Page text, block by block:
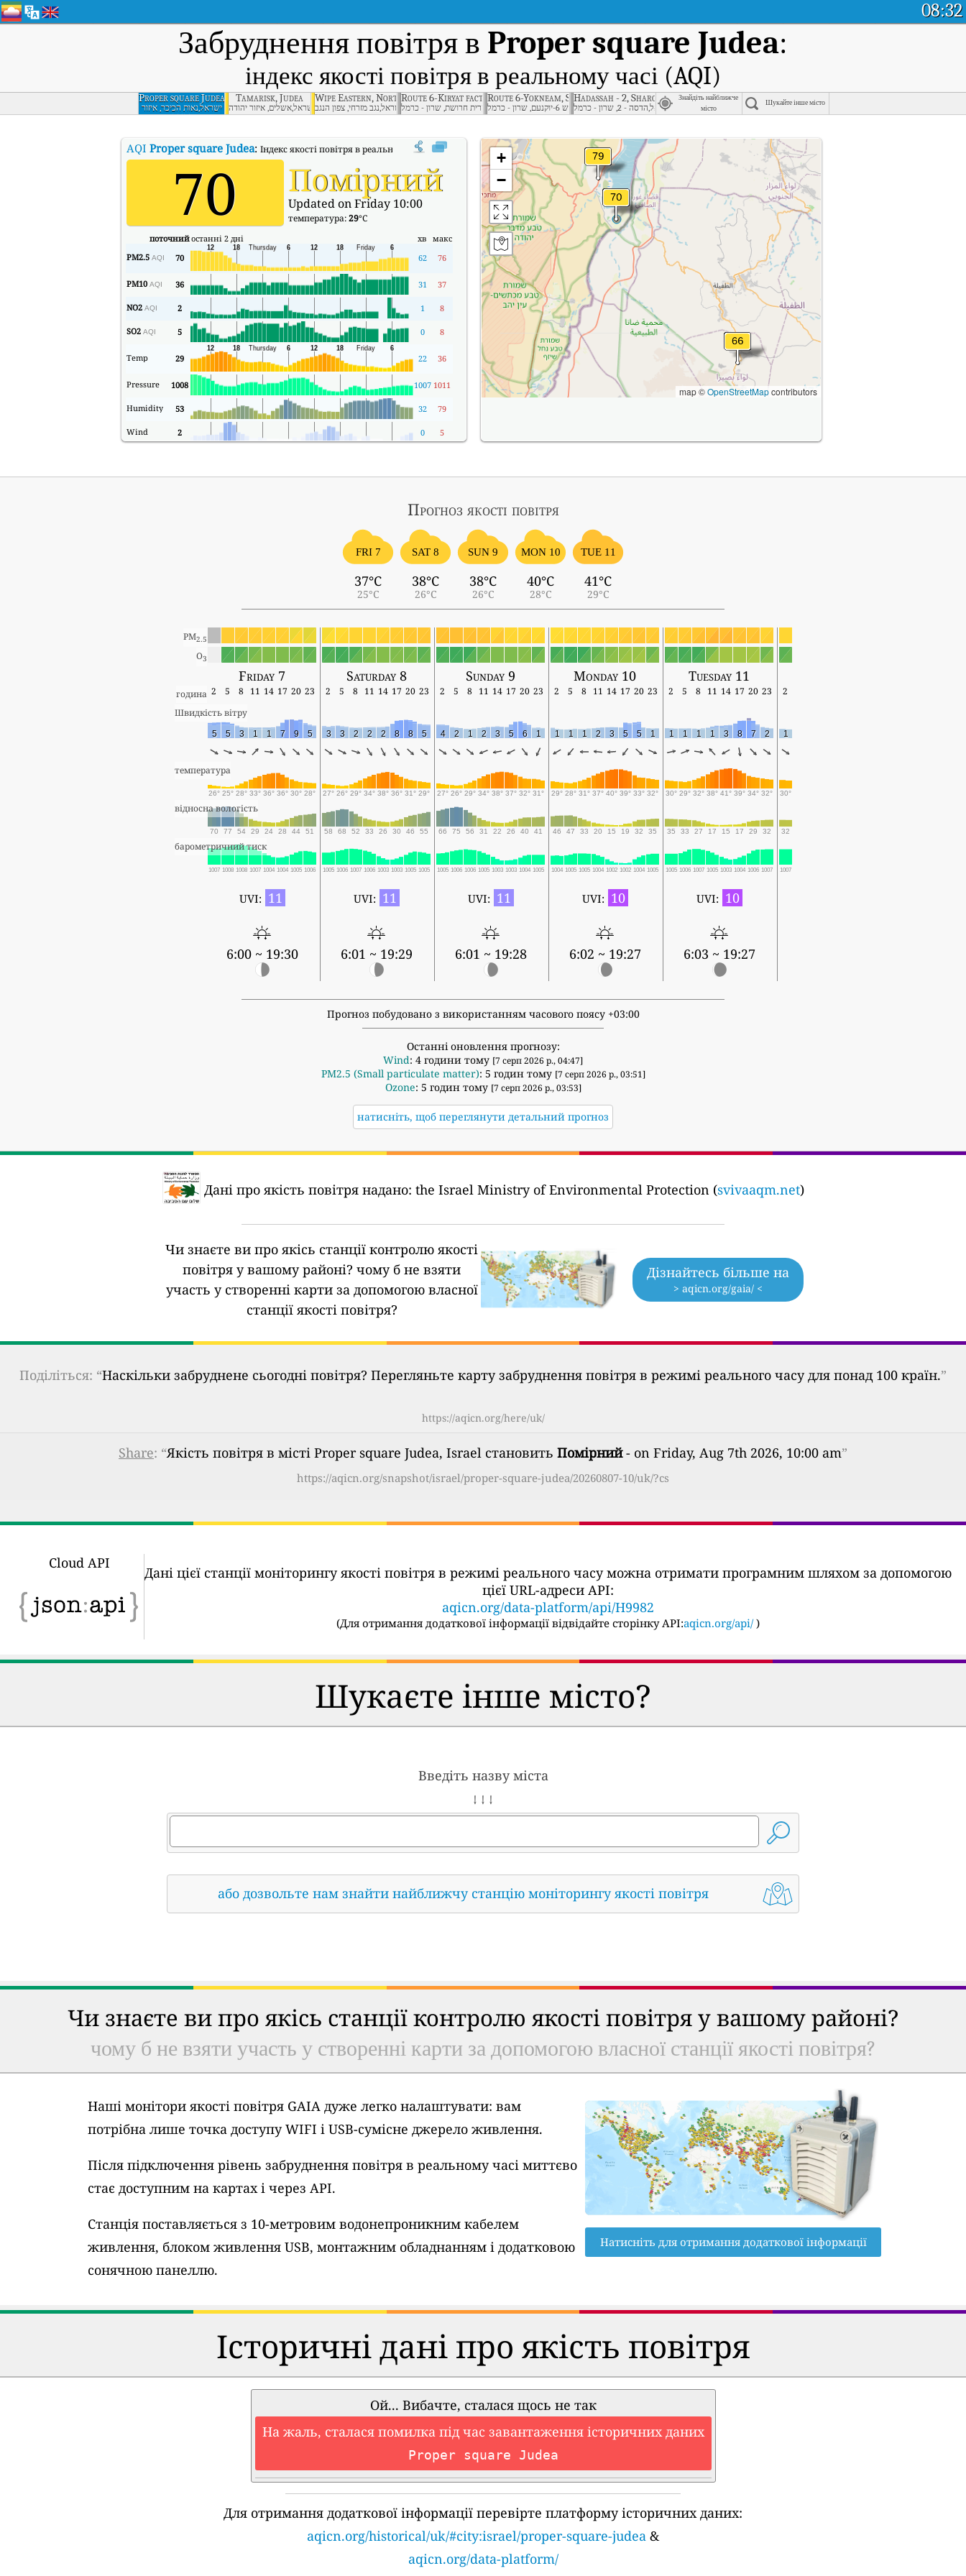
08:32
Забруднення повітря в Proper square Judea:
індекс якості повітря в реальному часі (AQI)
Proper square Judea
ישראל,נאות הכיכר, איזור
יהודה
Tamarisk, Judea
ישראל,אשלים, איזור יהודה
Wipe Eastern, Northern Negev
ישראל,נגב מזרחי, צפון הנגב
Route 6-Kiryat factory, Sharon - Carmel
ישראל,כביש 6-קרית חרושת, שרון - כרמל
Route 6-Yokneam, Sharon - Carmel
ישראל,כביש 6-יוקנעם, שרון - כרמל
Hadassah - 2, Sharon - Carmel
ישראל,הדסה - 2, שרון - כרמל
Знайдіть найближче
місто
Шукайте інше місто
AQI Proper square Judea: Індекс якості повітря в реальному часі (AQI) Proper square Judea.
70 Помірний
Updated on Friday 10:00
температура:29°C
поточнийостанні 2 дні хв макс
PM2.5 AQI 70 62 76
PM10 AQI 36 31 37
NO2 AQI 2 1 8
SO2 AQI 5 0 8
Temp 29 22 36
Pressure 1008 1007 1011
Humidity 53 32 79
Wind 2 0 5
+
−
map ©OpenStreetMapcontributors
Прогноз якості повітря
FRI 7
37°C
25°C
SAT 8
38°C
26°C
SUN 9
38°C
26°C
MON 10
40°C
28°C
TUE 11
41°C
29°C
PM2.5
O3
Friday 7 Saturday 8 Sunday 9 Monday 10 Tuesday 11
година 2 5 8 11 14 17 20 23 2 5 8 11 14 17 20 23 2 5 8 11 14 17 20 23 2 5 8 11 14 17 20 23 2 5 8 11 14 17 20 23
2
Швидкість вітру
5 5 3 1 1 7 9 5 3 3 2 2 2 8 8 5 4 2 1 2 3 5 6 1 1 1 1 2 3 5 5 1 1 1 1 1 3 8 7 2 1
температура
26° 25° 28° 33° 36° 36° 30° 28° 27° 26° 29° 34° 38° 36° 31° 29° 27° 26° 29° 34° 38° 37° 32° 31° 29° 28° 31° 37° 40° 39° 33° 32° 30° 29° 32° 38° 41° 39° 34° 32° 30°
відносна вологість
70 77 54 29 24 28 44 51 58 68 52 33 26 30 46 55 66 75 56 31 22 26 40 41 46 47 33 20 15 19 32 35 35 33 27 17 15 17 29 32 32
барометричний тиск
1007 1008 1008 1007 1004 1004 1005 1006 1005 1006 1007 1006 1003 1003 1005 1005 1005 1006 1006 1005 1003 1003 1004 1005 1004 1005 1005 1004 1002 1002 1004 1005 1005 1006 1007 1005 1003 1004 1006 1007 1007
UVI: 11
6:00 ~ 19:30
UVI: 11
6:01 ~ 19:29
UVI: 11
6:01 ~ 19:28
UVI: 10
6:02 ~ 19:27
UVI: 10
6:03 ~ 19:27
Прогноз побудовано з використанням часового поясу +03:00
Останні оновлення прогнозу:
Wind: 4 години тому [7 серп 2026 р., 04:47]
PM2.5 (Small particulate matter): 5 годин тому [7 серп 2026 р., 03:51]
Ozone: 5 годин тому [7 серп 2026 р., 03:53]
натисніть, щоб переглянути детальний прогноз
Дані про якість повітря надано: the Israel Ministry of Environmental Protection (svivaaqm.net)
Чи знаєте ви про якісь станції контролю якості
повітря у вашому районі? чому б не взяти
участь у створенні карти за допомогою власної
станції якості повітря?
Дізнайтесь більше на
> aqicn.org/gaia/ <
Поділіться: “Наскільки забруднене сьогодні повітря? Перегляньте карту забруднення повітря в режимі реального часу для понад 100 країн.”
https://aqicn.org/here/uk/
Share: “Якість повітря в місті Proper square Judea, Israel становить Помірний- on Friday, Aug 7th 2026, 10:00 am”
https://aqicn.org/snapshot/israel/proper-square-judea/20260807-10/uk/?cs
Cloud API
Дані цієї станції моніторингу якості повітря в режимі реального часу можна отримати програмним шляхом за допомогою
цієї URL-адреси API:
aqicn.org/data-platform/api/H9982
(Для отримання додаткової інформації відвідайте сторінку API:aqicn.org/api/ )
Шукаєте інше місто?
Введіть назву міста
↓ ↓ ↓
або дозвольте нам знайти найближчу станцію моніторингу якості повітря
Чи знаєте ви про якісь станції контролю якості повітря у вашому районі?
чому б не взяти участь у створенні карти за допомогою власної станції якості повітря?
Наші монітори якості повітря GAIA дуже легко налаштувати: вам
потрібна лише точка доступу WIFI і USB-сумісне джерело живлення.
Після підключення рівень забруднення повітря в реальному часі миттєво
стає доступним на картах і через API.
Станція поставляється з 10-метровим водонепроникним кабелем
живлення, блоком живлення USB, монтажним обладнанням і додатковою
сонячною панеллю.
Натисніть для отримання додаткової інформації
Історичні дані про якість повітря
Ой... Вибачте, сталася щось не так
На жаль, сталася помилка під час завантаження історичних даних
Proper square Judea
Для отримання додаткової інформації перевірте платформу історичних даних:
aqicn.org/historical/uk/#city:israel/proper-square-judea &
aqicn.org/data-platform/